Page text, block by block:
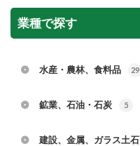
業種で探す
水産・農林、食料品 29
鉱業、石油・石炭 5
建設、金属、ガラス土石